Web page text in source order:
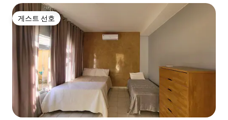
게스트 선호
게스트 선호